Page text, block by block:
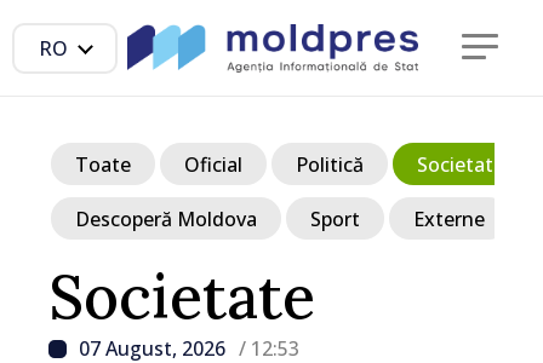
RO
Societate
07 August, 2026 / 12:53
Toate Oficial Politică Societate
Descoperă Moldova Sport Externe